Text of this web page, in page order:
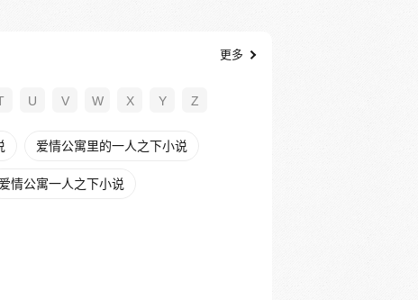
更多
U V W X Y Z
爱情公寓里的一人之下小说
爱情公寓一人之下小说